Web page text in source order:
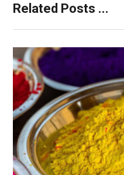
Related Posts ...